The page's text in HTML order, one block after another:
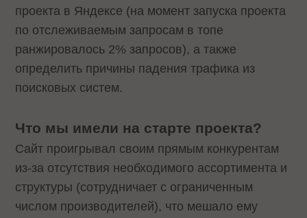
проекта в Яндексе (на момент запуска проекта
по отслеживаемым запросам в топе
ранжировалось 2% запросов), а также
определить причины падения трафика из
поисковых систем.
Что мы имели на старте проекта?
Cайт проигрывал своим прямым конкурентам
из-за отсутствия необходимого ассортимента и
структуры (сотрудничает с ограниченным
числом производителей), что мешало ему